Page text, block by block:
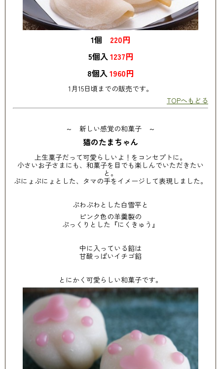
1個 220円
5個入 1237円
8個入 1960円
1月15日頃までの販売です。
TOPへもどる
～ 新しい感覚の和菓子 ～
猫のたまちゃん
上生菓子だって可愛らしいよ！をコンセプトに。
小さいお子さまにも、和菓子を目でも楽しんでいただきたい
と。
ぷにょぷにょとした、タマの手をイメージして表現しました。
ぷわぷわとした白雪平と
ピンク色の羊羹製の
ぷっくりとした『にくきゅう』
中に入っている餡は
甘酸っぱいイチゴ餡
とにかく可愛らしい和菓子です。